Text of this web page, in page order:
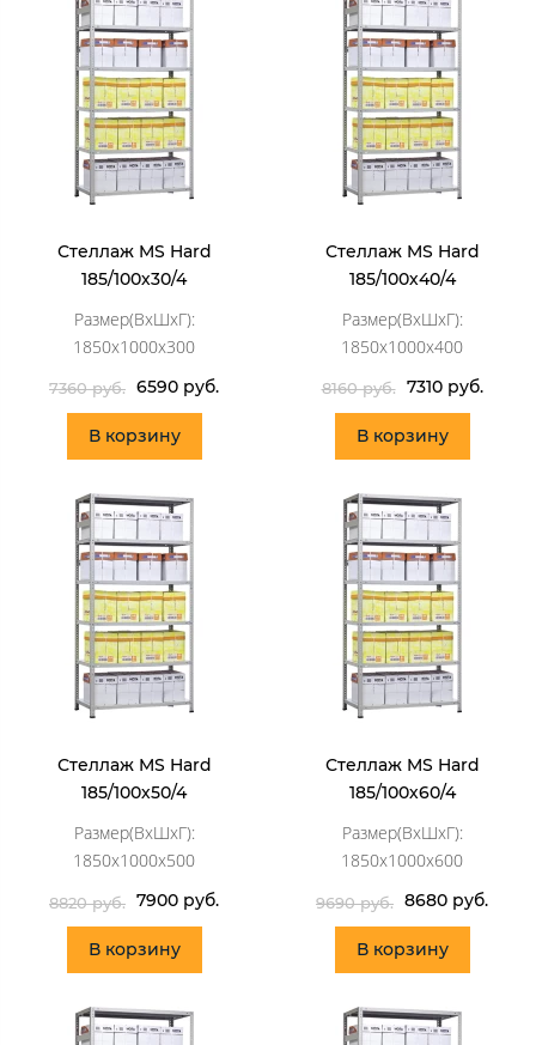
Стеллаж MS Hard
185/100х30/4
Размер(ВхШхГ):
1850x1000x300
7360 руб. 6590 руб.
В корзину
Стеллаж MS Hard
185/100х40/4
Размер(ВхШхГ):
1850x1000x400
8160 руб. 7310 руб.
В корзину
Стеллаж MS Hard
185/100х50/4
Размер(ВхШхГ):
1850x1000x500
8820 руб. 7900 руб.
В корзину
Стеллаж MS Hard
185/100х60/4
Размер(ВхШхГ):
1850x1000x600
9690 руб. 8680 руб.
В корзину